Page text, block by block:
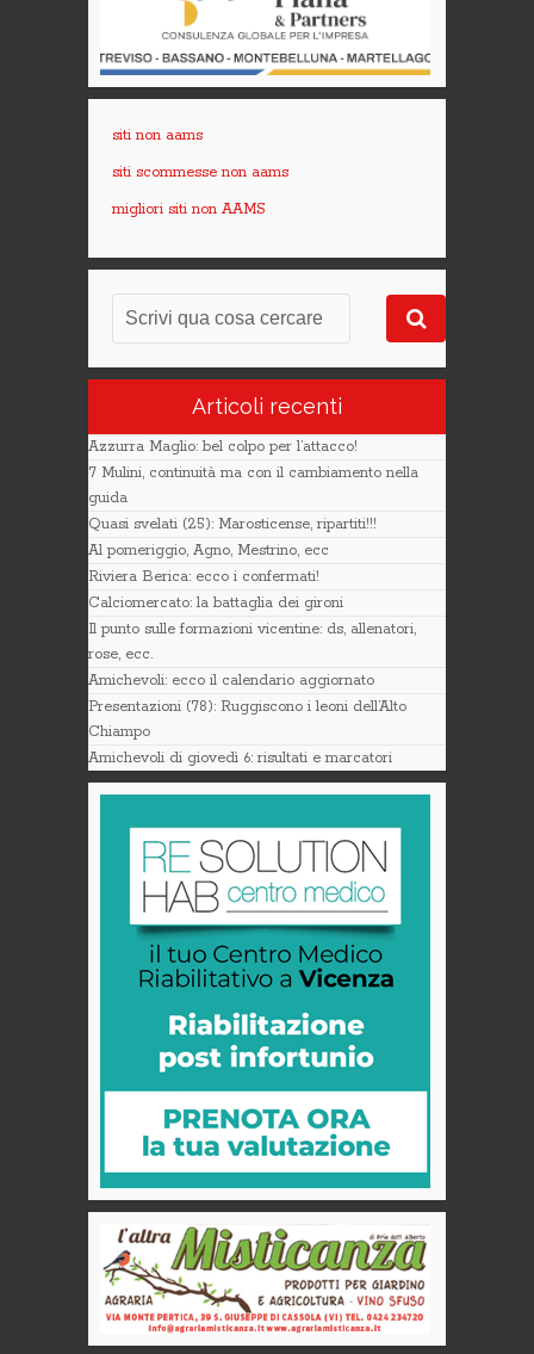
siti non aams
siti scommesse non aams
migliori siti non AAMS
Articoli recenti
Azzurra Maglio: bel colpo per l’attacco!
7 Mulini, continuità ma con il cambiamento nella
guida
Quasi svelati (25): Marosticense, ripartiti!!!
Al pomeriggio, Agno, Mestrino, ecc
Riviera Berica: ecco i confermati!
Calciomercato: la battaglia dei gironi
Il punto sulle formazioni vicentine: ds, allenatori,
rose, ecc.
Amichevoli: ecco il calendario aggiornato
Presentazioni (78): Ruggiscono i leoni dell’Alto
Chiampo
Amichevoli di giovedì 6: risultati e marcatori